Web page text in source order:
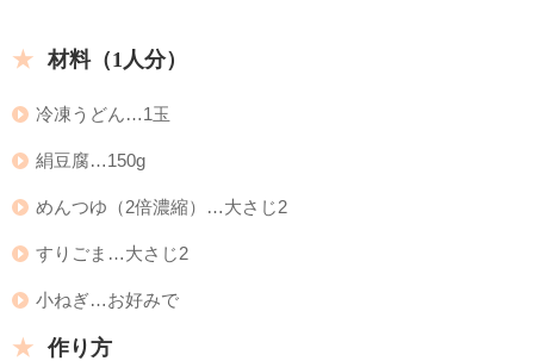
材料（1人分）
冷凍うどん…1玉
絹豆腐…150g
めんつゆ（2倍濃縮）…大さじ2
すりごま…大さじ2
小ねぎ…お好みで
作り方